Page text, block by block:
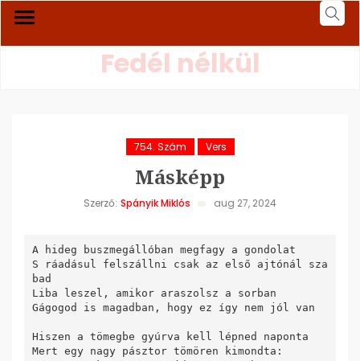
Fedél nélkül
754. Szám Vers
Másképp
Szerző: Spányik Miklós aug 27, 2024
A hideg buszmegállóban megfagy a gondolat
S ráadásul felszállni csak az első ajtónál sza
bad
Liba leszel, amikor araszolsz a sorban
Gágogod is magadban, hogy ez így nem jól van
Hiszen a tömegbe gyúrva kell lépned naponta
Mert egy nagy pásztor tömören kimondta: